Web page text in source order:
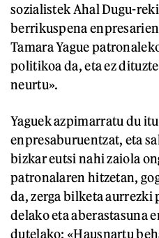
sozialistek Ahal Dugu-
berrikuspena
Tamara Yague
politikoa da, eta ez
neurtu».
Yaguek azpimarratu du
enpresaburuentzat, eta
bizkar eutsi nahi zaiola
patronalaren hitzetan,
da, zerga bilketa
delako eta aberastasuna
dutelako: «Hausnartu